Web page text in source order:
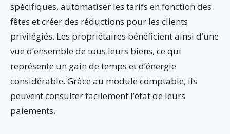
spécifiques, automatiser les tarifs en fonction des
fêtes et créer des réductions pour les clients
privilégiés. Les propriétaires bénéficient ainsi d’une
vue d’ensemble de tous leurs biens, ce qui
représente un gain de temps et d’énergie
considérable. Grâce au module comptable, ils
peuvent consulter facilement l’état de leurs
paiements.